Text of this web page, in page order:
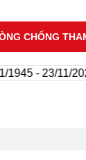
CHỐNG
23/11/2025